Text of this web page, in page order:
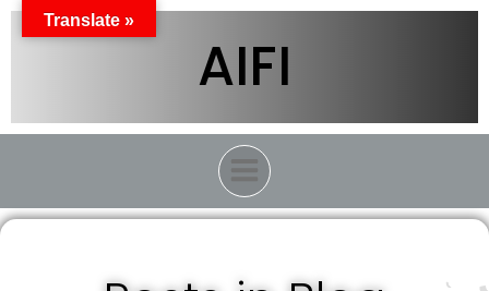
Vai
contenuto
AIFI
Translate »